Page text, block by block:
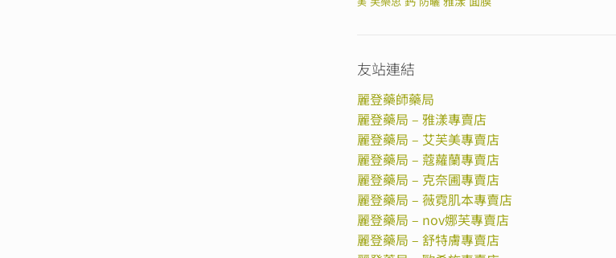
友站連結
麗登藥師藥局
麗登藥局 – 雅漾專賣店
麗登藥局 – 艾芙美專賣店
麗登藥局 – 蔻蘿蘭專賣店
麗登藥局 – 克奈圃專賣店
麗登藥局 – 薇霓肌本專賣店
麗登藥局 – nov娜芙專賣店
麗登藥局 – 舒特膚專賣店